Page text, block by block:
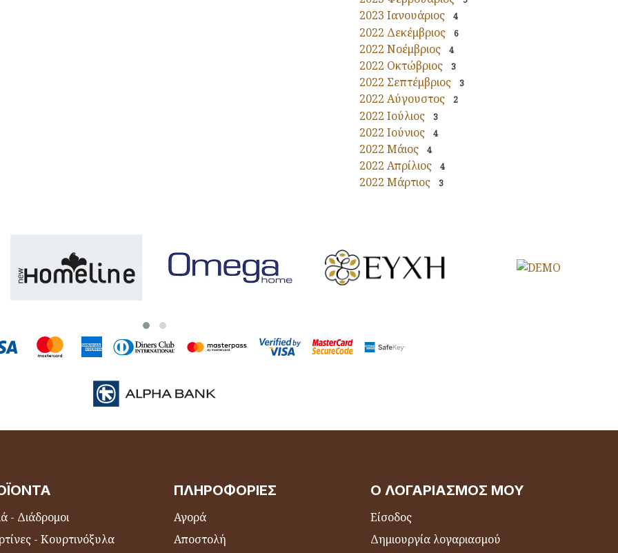
2023 Ιανουάριος 4
2022 Δεκέμβριος 6
2022 Νοέμβριος 4
2022 Οκτώβριος 3
2022 Σεπτέμβριος 3
2022 Αύγουστος 2
2022 Ιούλιος 3
2022 Ιούνιος 4
2022 Μάιος 4
2022 Απρίλιος 4
2022 Μάρτιος 3
- Διάδρομοι
- Κουρτινόξυλα
ΠΛΗΡΟΦΟΡΊΕΣ
Αγορά
Αποστολή
Ο ΛΟΓΑΡΙΑΣΜΌΣ ΜΟΥ
Είσοδος
Δημιουργία λογαριασμού